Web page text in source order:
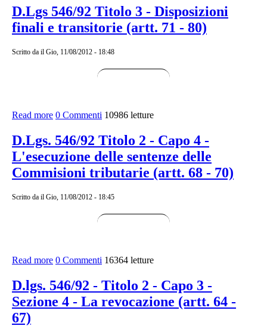
D.Lgs 546/92 Titolo 3 - Disposizioni
finali e transitorie (artt. 71 - 80)
Scritto da il Gio, 11/08/2012 - 18:48
Read more about D.Lgs 546/92 Titolo 3 - Disposizioni finali e
0 Commenti 10986 letture
D.Lgs. 546/92 Titolo 2 - Capo 4 -
L'esecuzione delle sentenze delle
Commisioni tributarie (artt. 68 - 70)
Scritto da il Gio, 11/08/2012 - 18:45
Read more about D.Lgs. 546/92 Titolo 2 - Capo 4 - L'esecuzione
0 Commenti 16364 letture
D.lgs. 546/92 - Titolo 2 - Capo 3 -
Sezione 4 - La revocazione (artt. 64 -
67)